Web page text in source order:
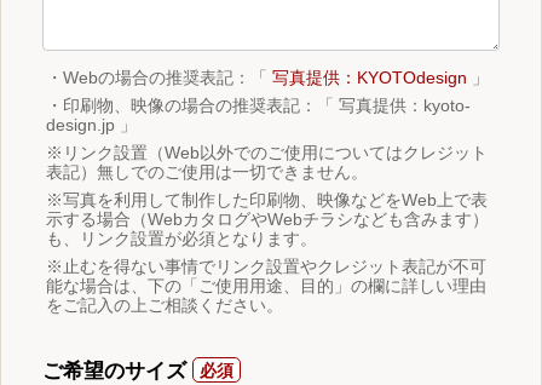
・Webの場合の推奨表記：「 写真提供：KYOTOdesign 」
・印刷物、映像の場合の推奨表記：「 写真提供：kyoto-
design.jp 」
※リンク設置（Web以外でのご使用についてはクレジット
表記）無しでのご使用は一切できません。
※写真を利用して制作した印刷物、映像などをWeb上で表
示する場合（WebカタログやWebチラシなども含みます）
も、リンク設置が必須となります。
※止むを得ない事情でリンク設置やクレジット表記が不可
能な場合は、下の「ご使用用途、目的」の欄に詳しい理由
をご記入の上ご相談ください。
ご希望のサイズ